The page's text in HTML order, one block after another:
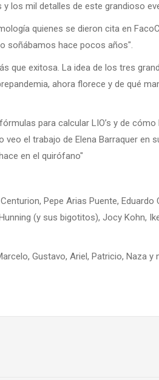
los mil detalles de este grandioso
quienes se dieron cita en
soñábamos hace pocos años".
que exitosa. La idea de los tres
ahora florece y de qué
para calcular LIO’s y de
el trabajo de Elena Barraquer en
en el quirófano"
Pepe Arias Puente, Eduardo
(y sus bigotitos), Jocy Kohn,
Gustavo, Ariel, Patricio, Naza